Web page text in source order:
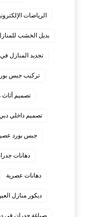
الرياضات
بديل الخشب
تجديد المنازل
تركيب جبس
تصميم
تصميم داخلي
جبس بورد
دهانات
دهانات عصرية
ديكور منازل